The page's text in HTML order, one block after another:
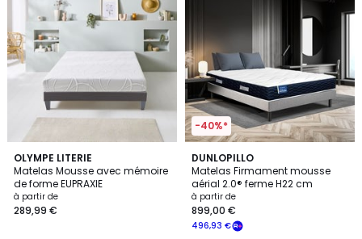
OLYMPE LITERIE
Matelas Mousse avec mémoire
de forme EUPRAXIE
à partir de
289,99 €
4,7
/ 5
-40%*
DUNLOPILLO
Matelas Firmament mousse
aérial 2.0® ferme H22 cm
à partir de
496,93 €
899,00 €
5
/
5